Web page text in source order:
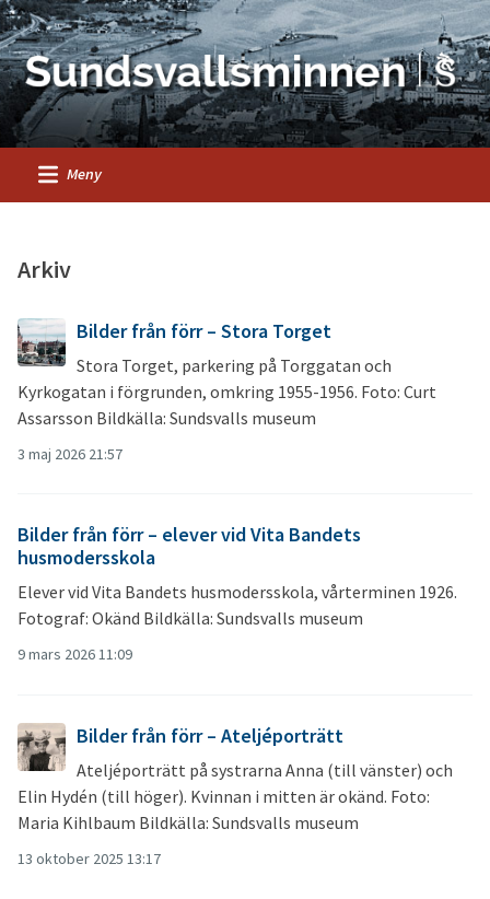
Meny
Arkiv
Bilder från förr – Stora Torget
Stora Torget, parkering på Torggatan och
Kyrkogatan i förgrunden, omkring 1955-1956. Foto: Curt
Assarsson Bildkälla: Sundsvalls museum
3 maj 2026 21:57
Bilder från förr – elever vid Vita Bandets
husmodersskola
Elever vid Vita Bandets husmodersskola, vårterminen 1926.
Fotograf: Okänd Bildkälla: Sundsvalls museum
9 mars 2026 11:09
Bilder från förr – Ateljéporträtt
Ateljéporträtt på systrarna Anna (till vänster) och
Elin Hydén (till höger). Kvinnan i mitten är okänd. Foto:
Maria Kihlbaum Bildkälla: Sundsvalls museum
13 oktober 2025 13:17